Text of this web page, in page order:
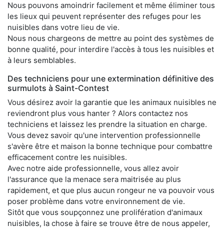
Nous pouvons amoindrir facilement et même éliminer tous
les lieux qui peuvent représenter des refuges pour les
nuisibles dans votre lieu de vie.
Nous nous chargeons de mettre au point des systèmes de
bonne qualité, pour interdire l'accès à tous les nuisibles et
à leurs semblables.
Des techniciens pour une extermination définitive des
surmulots à Saint-Contest
Vous désirez avoir la garantie que les animaux nuisibles ne
reviendront plus vous hanter ? Alors contactez nos
techniciens et laissez les prendre la situation en charge.
Vous devez savoir qu'une intervention professionnelle
s'avère être et maison la bonne technique pour combattre
efficacement contre les nuisibles.
Avec notre aide professionnelle, vous allez avoir
l'assurance que la menace sera maitrisée au plus
rapidement, et que plus aucun rongeur ne va pouvoir vous
poser problème dans votre environnement de vie.
Sitôt que vous soupçonnez une prolifération d'animaux
nuisibles, la chose à faire se trouve être de nous appeler,